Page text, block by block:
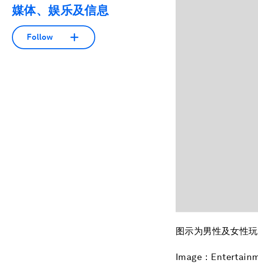
媒体、娱乐及信息
Follow
图示为男性及女性
Image：